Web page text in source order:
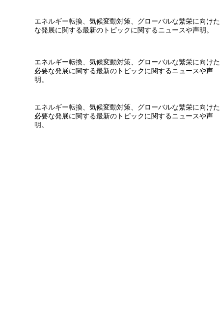
エネルギー転換、気候変動対策、グローバルな繁栄に向け
な発展に関する最新のトピックに関するニュースや声明。
エネルギー転換、気候変動対策、グローバルな繁栄に向けた
必要な発展に関する最新のトピックに関するニュースや声
明。
エネルギー転換、気候変動対策、グローバルな繁栄に向けた
必要な発展に関する最新のトピックに関するニュースや声
明。